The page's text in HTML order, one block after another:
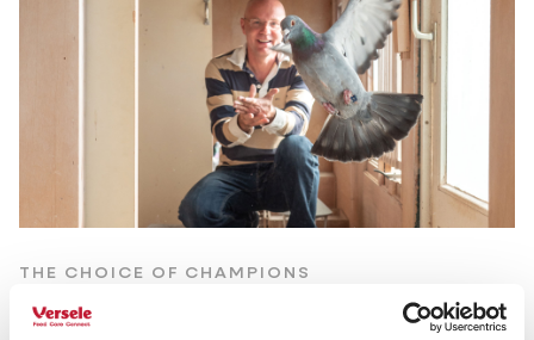
THE CHOICE OF CHAMPIONS
Peter Pennekamp